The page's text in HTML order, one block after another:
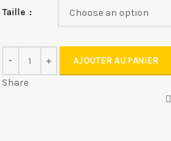
Taille
AJOUTER AU PANIER
Share